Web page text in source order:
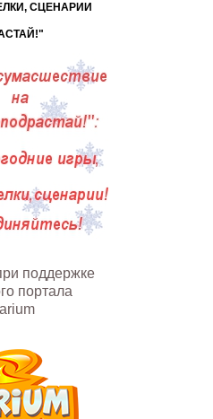
СЦЕНАРИИ
поддержке
портала